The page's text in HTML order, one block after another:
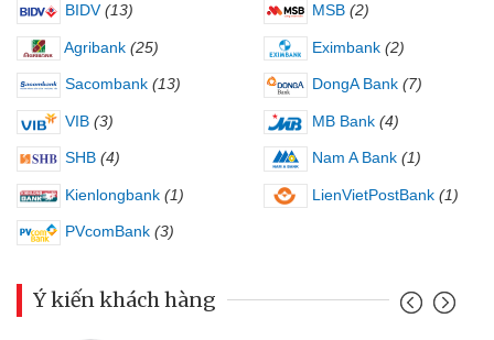
BIDV (13) MSB (2)
Agribank (25) Eximbank (2)
Sacombank (13) DongA Bank (7)
VIB (3) MB Bank (4)
SHB (4) Nam A Bank (1)
Kienlongbank (1) LienVietPostBank (1)
PVcomBank (3)
Ý kiến khách hàng